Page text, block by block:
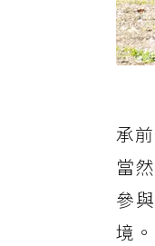
承
當
參
境。